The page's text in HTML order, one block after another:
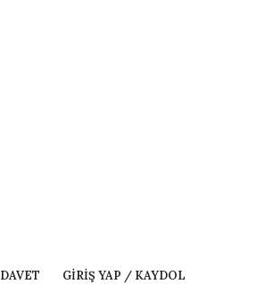
DAVET GIRIŞ YAP / KAYDOL